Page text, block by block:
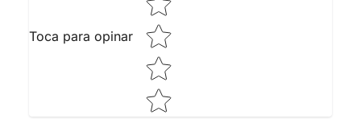
Toca para opinar